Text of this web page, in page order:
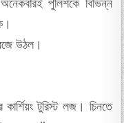
পুলিশকে বিভিন্ন
উঠল।
টুরিস্ট লজ। চিনতে